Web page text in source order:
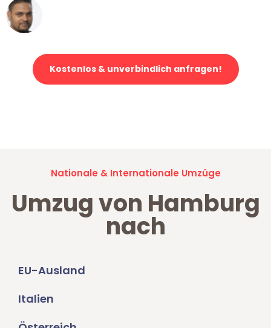
Kostenlos & unverbindlich anfragen!
Nationale & Internationale Umzüge
Umzug von Hamburg
nach
EU-Ausland
Italien